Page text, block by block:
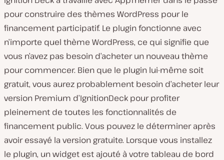
pour construire des thèmes WordPress pour le
financement participatif. Le plugin fonctionne avec
n’importe quel thème WordPress, ce qui signifie que
vous n’avez pas besoin d’acheter un nouveau thème
pour commencer. Bien que le plugin lui-même soit
gratuit, vous aurez probablement besoin d’acheter leur
version Premium d’IgnitionDeck pour profiter
pleinement de toutes les fonctionnalités de
financement public. Vous pouvez le déterminer après
avoir essayé la version gratuite. Lorsque vous installez
le plugin, un widget est ajouté à votre tableau de bord